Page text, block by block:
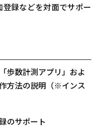
録などを対面でサポー
歩数計測アプリ」およ
方法の説明（※インス
のサポート